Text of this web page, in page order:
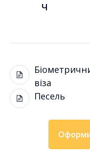
Ч
віза
Песель